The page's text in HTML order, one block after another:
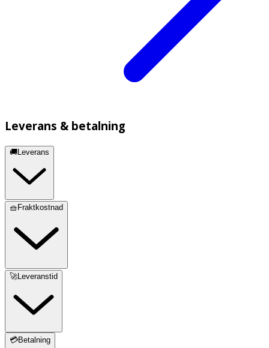
Leverans & betalning
🚚Leverans
🧺Fraktkostnad
🚀Leveranstid
💳Betalning